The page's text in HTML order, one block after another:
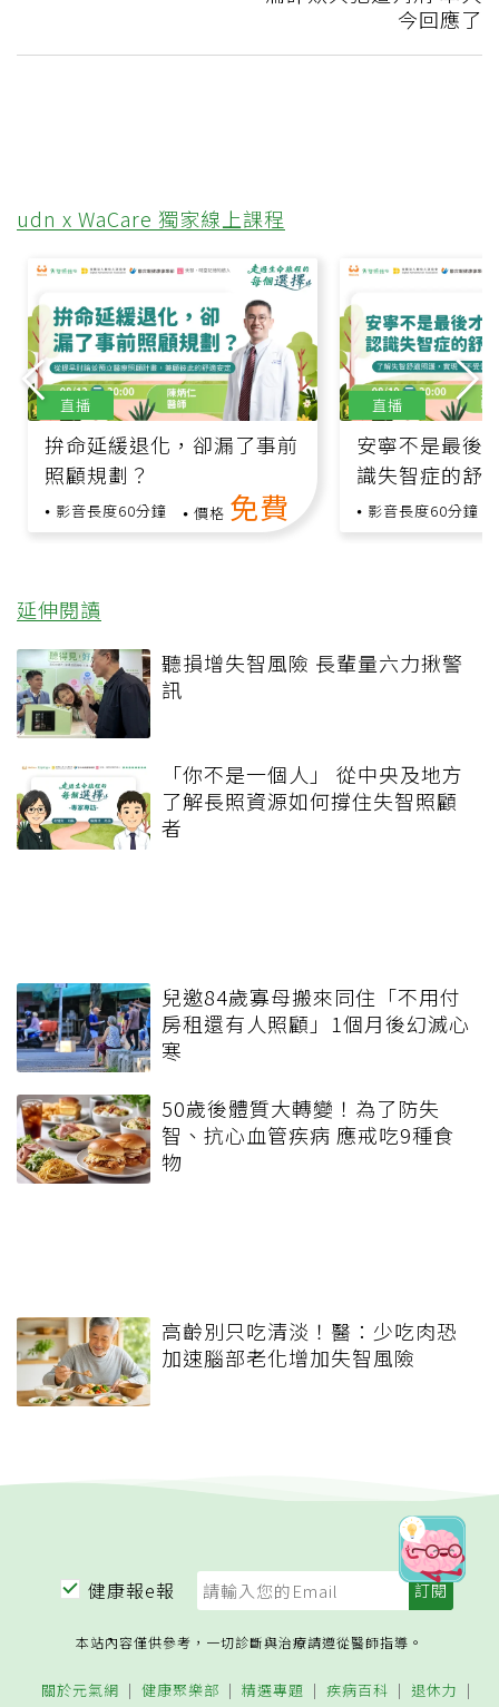
今回應了
udn x WaCare 獨家線上課程
拚命延緩退化，卻漏了事前
照顧規劃？
影音長度60分鐘 價格 免費
直播
安寧不是最後
識失智症的舒
影音長度60分鐘
直播
延伸閱讀
聽損增失智風險 長輩量六力揪警
訊
「你不是一個人」 從中央及地方
了解長照資源如何撐住失智照顧
者
兒邀84歲寡母搬來同住「不用付
房租還有人照顧」1個月後幻滅心
寒
50歲後體質大轉變！為了防失
智、抗心血管疾病 應戒吃9種食
物
高齡別只吃清淡！醫：少吃肉恐
加速腦部老化增加失智風險
健康報e報
本站內容僅供參考，一切診斷與治療請遵從醫師指導。
關於元氣網 健康聚樂部 精選專題 疾病百科 退休力